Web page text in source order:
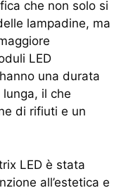
che non solo si
lampadine, ma
LED
una durata
il che
di rifiuti e un
LED è stata
all’estetica e